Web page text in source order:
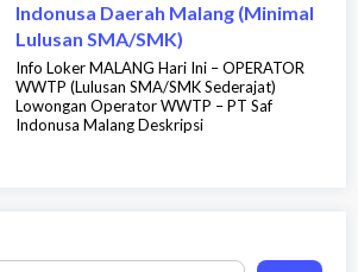
Indonusa Daerah Malang (Minimal
Lulusan SMA/SMK)
Info Loker MALANG Hari Ini – OPERATOR
WWTP (Lulusan SMA/SMK Sederajat)
Lowongan Operator WWTP – PT Saf
Indonusa Malang Deskripsi